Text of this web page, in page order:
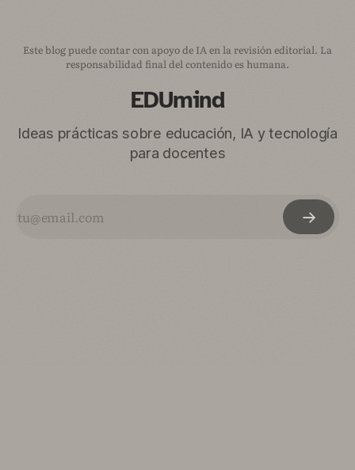
Este blog puede contar con apoyo de IA en la revisión editorial. La
responsabilidad final del contenido es humana.
EDUmind
Ideas prácticas sobre educación, IA y tecnología
para docentes